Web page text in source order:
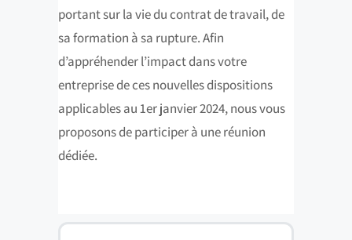
portant sur la vie du contrat de travail, de
sa formation à sa rupture. Afin
d’appréhender l’impact dans votre
entreprise de ces nouvelles dispositions
applicables au 1er janvier 2024, nous vous
proposons de participer à une réunion
dédiée.